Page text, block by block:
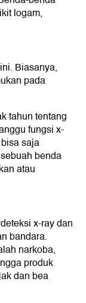
logam,
Biasanya,
pada
tahun tentang
fungsi x-
saja
benda
atau
x-ray dan
bandara.
narkoba,
produk
dan bea